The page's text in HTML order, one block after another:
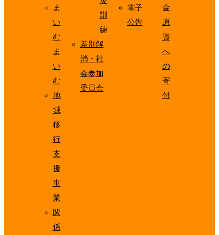
ま
い
む
ま
い
む
地
域
移
行
支
援
事
業
関
係
訓
練
差別解
消・社
会参加
委員会
電子
公告
金
原
資
へ
の
寄
付